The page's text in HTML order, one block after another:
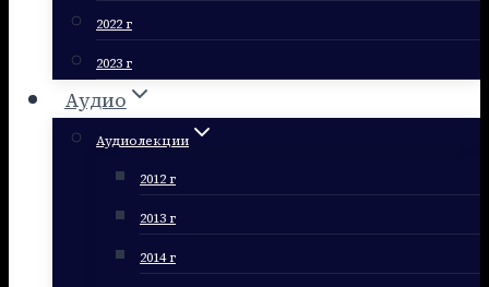
2022 г
2023 г
Аудио
Аудиолекции
2012 г
2013 г
2014 г